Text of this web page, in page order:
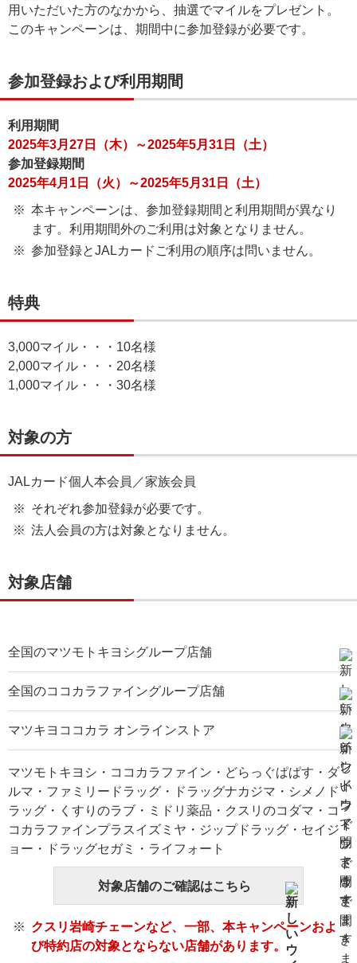
用いただいた方のなかから、抽選でマイルをプレゼント。
このキャンペーンは、期間中に参加登録が必要です。
参加登録および利用期間
利用期間
2025年3月27日（木）～2025年5月31日（土）
参加登録期間
2025年4月1日（火）～2025年5月31日（土）
本キャンペーンは、参加登録期間と利用期間が異なり
ます。利用期間外のご利用は対象となりません。
参加登録とJALカードご利用の順序は問いません。
特典
3,000マイル・・・10名様
2,000マイル・・・20名様
1,000マイル・・・30名様
対象の方
JALカード個人本会員／家族会員
それぞれ参加登録が必要です。
法人会員の方は対象となりません。
対象店舗
全国のマツモトキヨシグループ店舗
全国のココカラファイングループ店舗
マツキヨココカラ オンラインストア
マツモトキヨシ・ココカラファイン・どらっぐぱぱす・ダ
ルマ・ファミリードラッグ・ドラッグナカジマ・シメノド
ラッグ・くすりのラブ・ミドリ薬品・クスリのコダマ・コ
コカラファインプラスイズミヤ・ジップドラッグ・セイジ
ョー・ドラッグセガミ・ライフォート
対象店舗のご確認はこちら
クスリ岩崎チェーンなど、一部、本キャンペーンおよ
び特約店の対象とならない店舗があります。